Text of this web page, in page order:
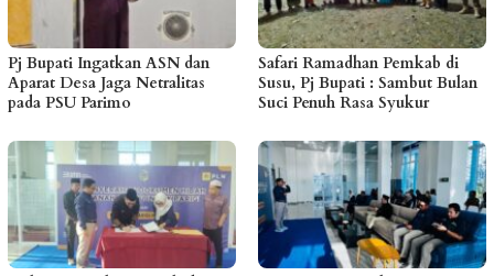
Pj Bupati Ingatkan ASN dan
Aparat Desa Jaga Netralitas
pada PSU Parimo
Safari Ramadhan Pemkab di
Susu, Pj Bupati : Sambut Bulan
Suci Penuh Rasa Syukur